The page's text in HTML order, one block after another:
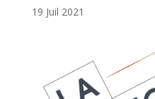
19 Juil 2021